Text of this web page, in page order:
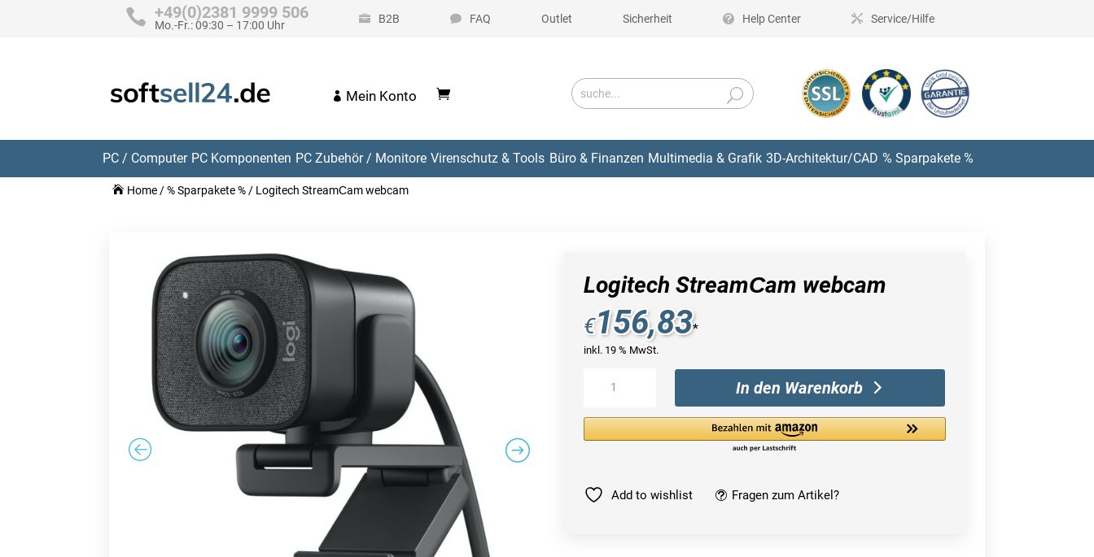
+49(0)2381 9999 506
Mo.-Fr.: 09:30 – 17:00 Uhr B2B FAQ Outlet Sicherheit Help Center Service/Hilfe
Mein Konto
PC / Computer PC Komponenten PC Zubehör / Monitore Virenschutz & Tools Büro & Finanzen Multimedia & Grafik 3D-Architektur/CAD % Sparpakete %
Home /% Sparpakete % / Logitech StreamСam webcam
Logitech StreamСam webcam
€156,83*
inkl. 19 % MwSt.
StreamСam
webcam
Menge
In den Warenkorb
Add to wishlist Fragen zum Artikel?